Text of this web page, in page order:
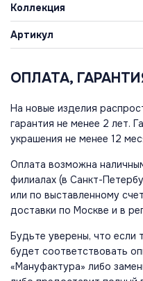
Коллекция
Артикул
ОПЛАТА,
На новые изделия
гарантия не менее 2 лет.
украшения не менее 12
Оплата возможна
филиалах (в Санкт-
или по выставленному
доставки по Москве и в
Будьте уверены, что если
будет соответствовать
«Мануфактура» либо